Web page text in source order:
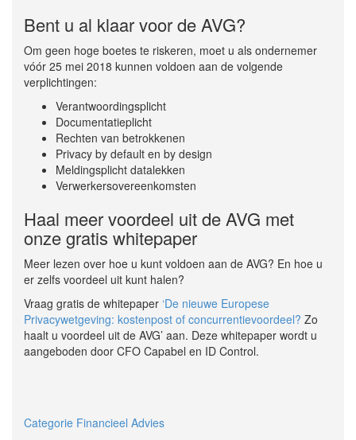
Bent u al klaar voor de AVG?
Om geen hoge boetes te riskeren, moet u als ondernemer
vóór 25 mei 2018 kunnen voldoen aan de volgende
verplichtingen:
Verantwoordingsplicht
Documentatieplicht
Rechten van betrokkenen
Privacy by default en by design
Meldingsplicht datalekken
Verwerkersovereenkomsten
Haal meer voordeel uit de AVG met
onze gratis whitepaper
Meer lezen over hoe u kunt voldoen aan de AVG? En hoe u
er zelfs voordeel uit kunt halen?
Vraag gratis de whitepaper ‘De nieuwe Europese
Privacywetgeving: kostenpost of concurrentievoordeel? Zo
haalt u voordeel uit de AVG’ aan. Deze whitepaper wordt u
aangeboden door CFO Capabel en ID Control.
Categorie Financieel Advies